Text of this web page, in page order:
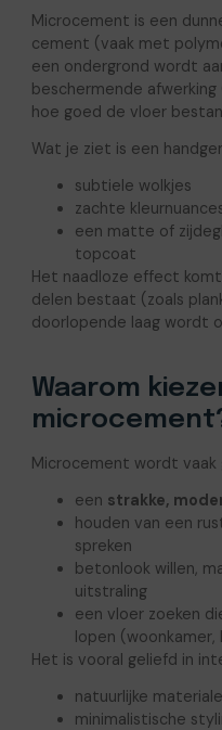
Microcement is een
cement (vaak met
een ondergrond wordt
beschermende
hoe goed de vloer
Wat je ziet is een
subtiele wolkjes
zachte
een matte of
topcoat
Het naadloze effect
delen bestaat (zoals
doorlopende laag wordt
Waarom
Microcement wordt vaak
een strakke,
houden van een
spreken
betonlook willen,
uitstraling
een vloer zoeken
lopen (woonkamer,
Het is vooral geliefd in
natuurlijke
minimalistische